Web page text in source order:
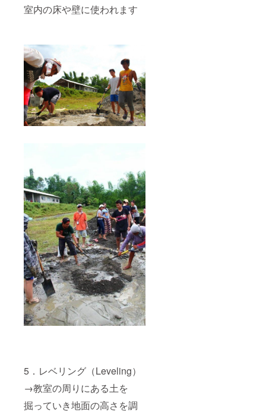
室内の床や壁に使われます
5．レベリング（Leveling）
→教室の周りにある土を
掘っていき地面の高さを調